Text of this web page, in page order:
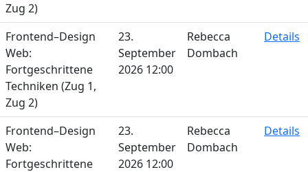
Zug 2)
Frontend–Design
Web:
Fortgeschrittene
Techniken (Zug 1,
Zug 2)
23.
September
2026 12:00
Rebecca
Dombach
Details
Frontend–Design
Web:
Fortgeschrittene
23.
September
2026 12:00
Rebecca
Dombach
Details